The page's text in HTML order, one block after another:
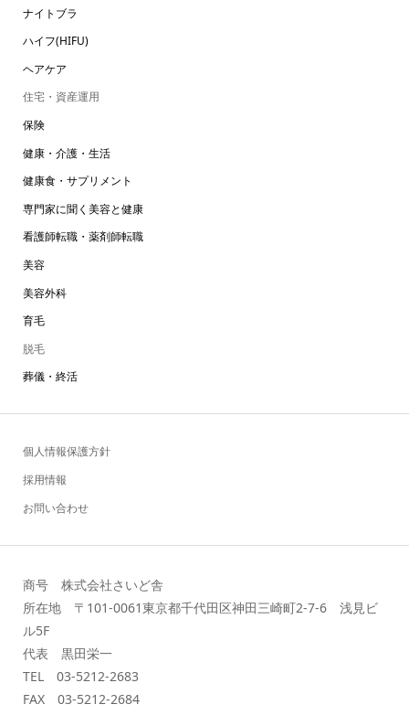
ナイトブラ
ハイフ(HIFU)
ヘアケア
住宅・資産運用
保険
健康・介護・生活
健康食・サプリメント
専門家に聞く美容と健康
看護師転職・薬剤師転職
美容
美容外科
育毛
脱毛
葬儀・終活
個人情報保護方針
採用情報
お問い合わせ
商号 株式会社さいど舎
所在地 〒101-0061東京都千代田区神田三崎町2-7-6 浅見ビ
ル5F
代表 黒田栄一
TEL 03-5212-2683
FAX 03-5212-2684